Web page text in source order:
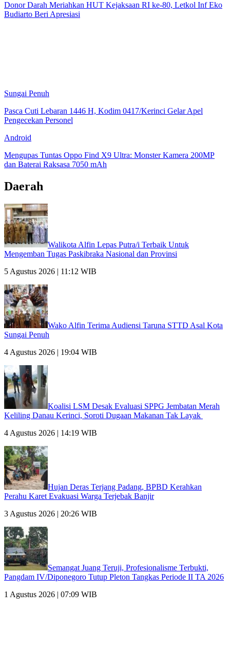
Donor Darah Meriahkan HUT Kejaksaan RI ke-80, Letkol Inf Eko
Budiarto Beri Apresiasi
Sungai Penuh
Pasca Cuti Lebaran 1446 H, Kodim 0417/Kerinci Gelar Apel
Pengecekan Personel
Android
Mengupas Tuntas Oppo Find X9 Ultra: Monster Kamera 200MP
dan Baterai Raksasa 7050 mAh
Daerah
Walikota Alfin Lepas Putra/i Terbaik Untuk
Mengemban Tugas Paskibraka Nasional dan Provinsi
5 Agustus 2026 | 11:12 WIB
Wako Alfin Terima Audiensi Taruna STTD Asal Kota
Sungai Penuh
4 Agustus 2026 | 19:04 WIB
Koalisi LSM Desak Evaluasi SPPG Jembatan Merah
Keliling Danau Kerinci, Soroti Dugaan Makanan Tak Layak
4 Agustus 2026 | 14:19 WIB
Hujan Deras Terjang Padang, BPBD Kerahkan
Perahu Karet Evakuasi Warga Terjebak Banjir
3 Agustus 2026 | 20:26 WIB
Semangat Juang Teruji, Profesionalisme Terbukti,
Pangdam IV/Diponegoro Tutup Pleton Tangkas Periode II TA 2026
1 Agustus 2026 | 07:09 WIB